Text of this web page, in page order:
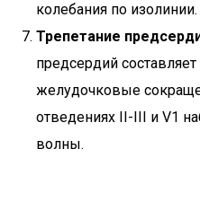
колебания по изолинии.
Трепетание
предсердий
желудочковые
отведениях II-III и V1
волны.